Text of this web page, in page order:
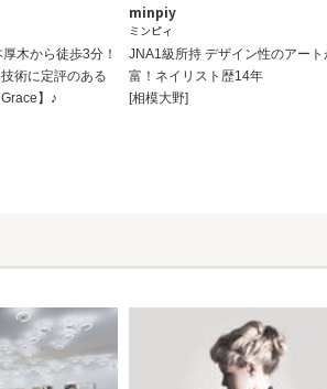
木から徒歩3分！
術に定評のある
】♪
minpiy
ミンピィ
JNA1級所持 デザイン性のアート
富！ネイリスト歴14年
[相模大野]